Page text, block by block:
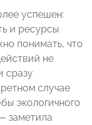
успешен:
и ресурсы
понимать, что
не
сразу
случае
экологичного
заметила